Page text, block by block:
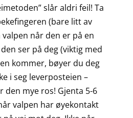
slår aldri feil! Ta
(bare litt av
når den er på en
ser på deg (viktig med
kommer, bøyer du deg
i seg leverposteien –
den mye ros! Gjenta 5-6
valpen har øyekontakt